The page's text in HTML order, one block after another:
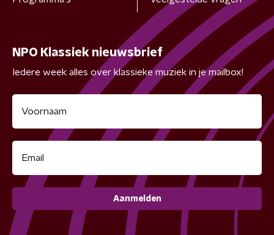
NPO Klassiek nieuwsbrief
Iedere week alles over klassieke muziek in je mailbox!
Aanmelden